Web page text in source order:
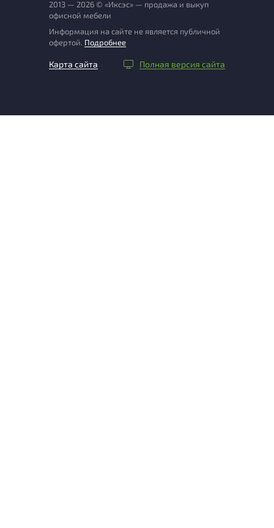
2013 — 2026 © «Иксэс» — продажа и выкуп
офисной мебели
Информация на сайте не является публичной
офертой. Подробнее
Карта сайта Полная версия сайта